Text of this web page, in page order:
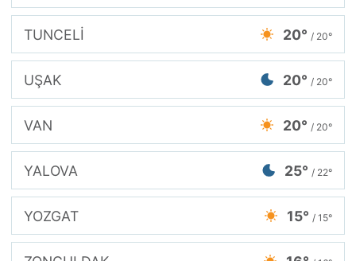
TUNCELİ 20° / 20°
UŞAK 20° / 20°
VAN 20° / 20°
YALOVA 25° / 22°
YOZGAT 15° / 15°